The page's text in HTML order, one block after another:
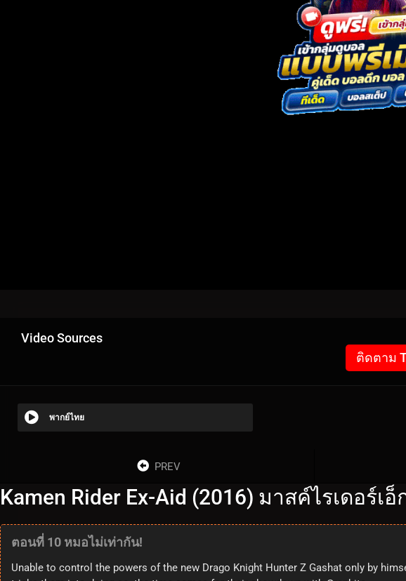
Video Sources
ติดตาม
พากย์ไทย
PREV
Kamen Rider Ex-Aid (2016) มาสค์ไรเดอร์เอ็
ตอนที่ 10 หมอไม่เท่ากัน!
Unable to control the powers of the new Drago Knight Hunter Z Gashat only by